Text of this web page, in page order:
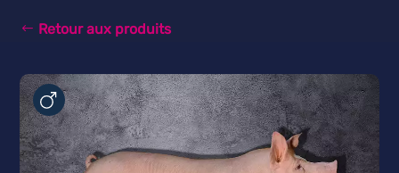
Retour aux produits